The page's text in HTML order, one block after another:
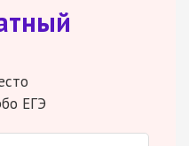
ЕГЭ